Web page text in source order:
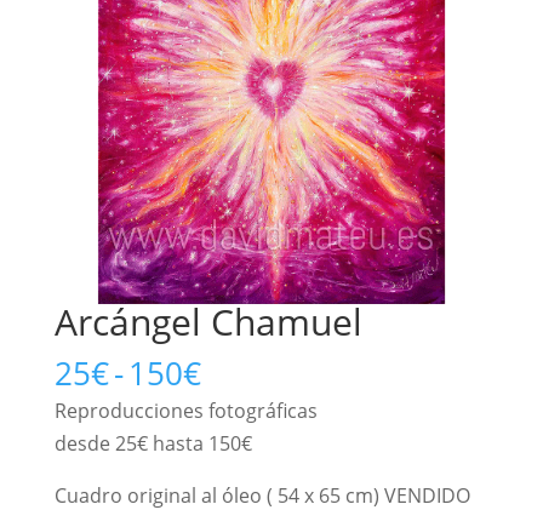
Arcángel Chamuel
25€-150€Rango
de
precios:
25€
Reproducciones fotográficas
desde 25€ hasta 150€
Cuadro original al óleo ( 54 x 65 cm) VENDIDO